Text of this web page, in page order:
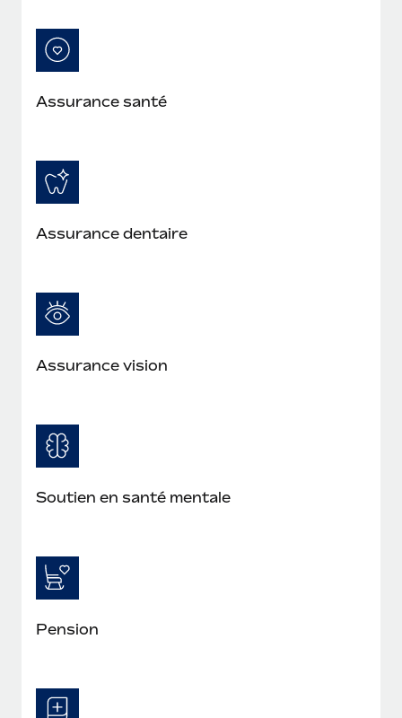
Assurance santé
Assurance dentaire
Assurance vision
Soutien en santé mentale
Pension